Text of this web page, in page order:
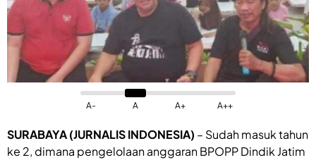
A- A A+ A++
SURABAYA (JURNALIS INDONESIA) – Sudah masuk tahun
ke 2, dimana pengelolaan anggaran BPOPP Dindik Jatim